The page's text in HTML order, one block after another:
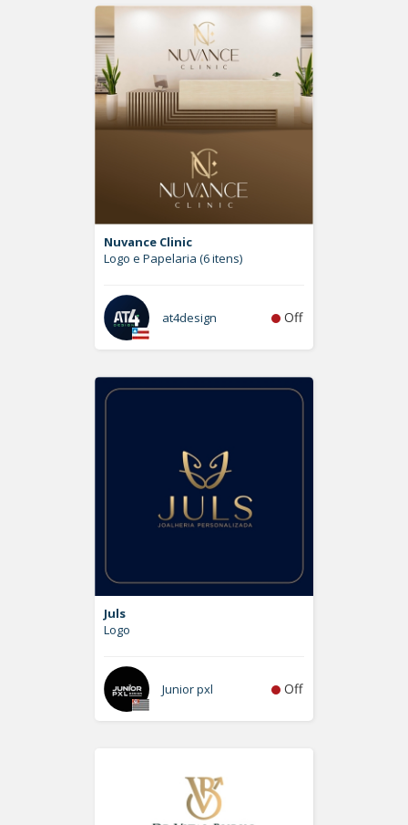
Nuvance Clinic
Logo e Papelaria (6 itens)
at4design Off
Juls
Logo
Junior pxl Off